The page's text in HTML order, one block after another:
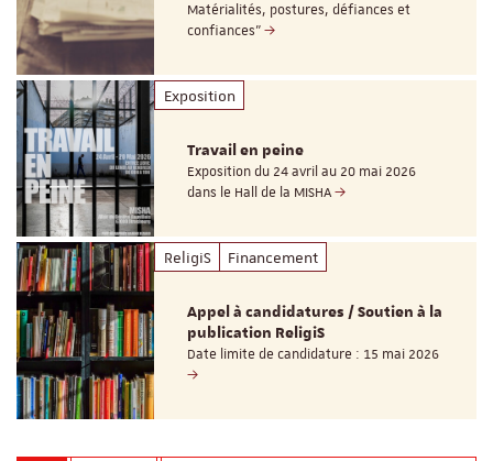
Matérialités, postures, défiances et
confiances"
Exposition
Travail en peine
Exposition du 24 avril au 20 mai 2026
dans le Hall de la MISHA
ReligiS Financement
Appel à candidatures / Soutien à la
publication ReligiS
Date limite de candidature : 15 mai 2026